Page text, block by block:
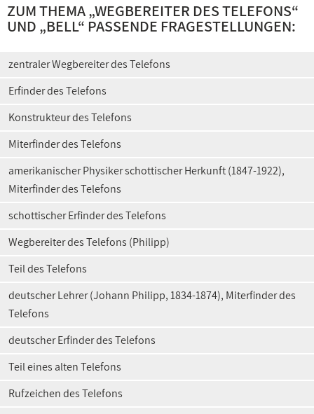
ZUM THEMA „WEGBEREITER DES TELEFONS“
UND „BELL“ PASSENDE FRAGESTELLUNGEN:
zentraler Wegbereiter des Telefons
Erfinder des Telefons
Konstrukteur des Telefons
Miterfinder des Telefons
amerikanischer Physiker schottischer Herkunft (1847-1922),
Miterfinder des Telefons
schottischer Erfinder des Telefons
Wegbereiter des Telefons (Philipp)
Teil des Telefons
deutscher Lehrer (Johann Philipp, 1834-1874), Miterfinder des
Telefons
deutscher Erfinder des Telefons
Teil eines alten Telefons
Rufzeichen des Telefons